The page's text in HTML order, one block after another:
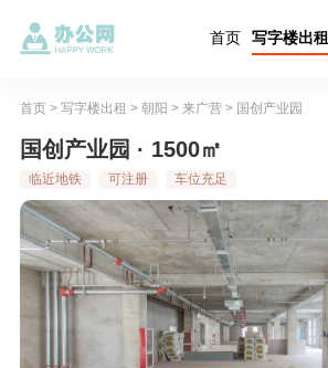
首页 写字楼出租
首页> 写字楼出租 > 朝阳 > 来广营> 国创产业园
国创产业园 · 1500㎡
临近地铁 可注册 车位充足